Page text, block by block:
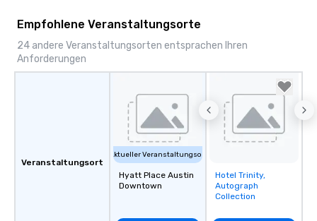
Empfohlene Veranstaltungsorte
24 andere Veranstaltungsorten entsprachen Ihren
Anforderungen
Veranstaltungsort
Aktueller Veranstaltungsort
Hyatt Place Austin
Downtown
Removed from
favorites
Hotel Trinity,
Autograph
Collection